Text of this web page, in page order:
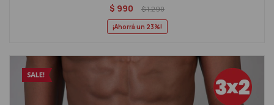
$ 990 $1.290
23